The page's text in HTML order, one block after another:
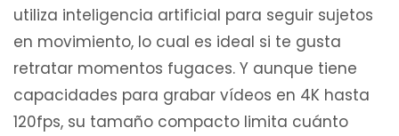
utiliza inteligencia artificial para seguir sujetos
en movimiento, lo cual es ideal si te gusta
retratar momentos fugaces. Y aunque tiene
capacidades para grabar vídeos en 4K hasta
120fps, su tamaño compacto limita cuánto